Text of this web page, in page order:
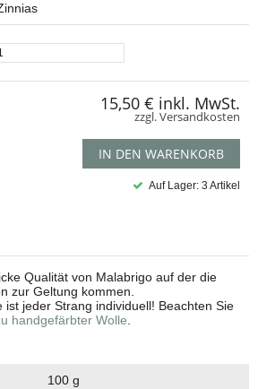
15,50 € inkl. MwSt.
zzgl. Versandkosten
IN DEN WARENKORB
Auf Lager: 3 Artikel
Qualität von Malabrigo auf der die
zur Geltung kommen.
ist jeder Strang individuell! Beachten Sie
handgefärbter Wolle
100 g